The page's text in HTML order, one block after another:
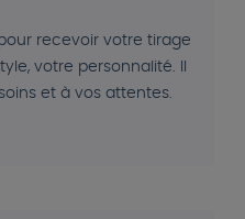
recevoir votre tirage
votre personnalité. Il
et à vos attentes.